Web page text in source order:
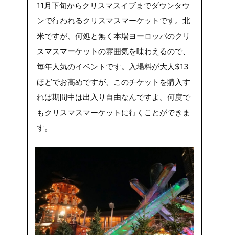
11月下旬からクリスマスイブまでダウンタウ
ンで行われるクリスマスマーケットです。北
米ですが、何処と無く本場ヨーロッパのクリ
スマスマーケットの雰囲気を味わえるので、
毎年人気のイベントです。入場料が大人$13
ほどでお高めですが、このチケットを購入す
れば期間中は出入り自由なんですよ。何度で
もクリスマスマーケットに行くことができま
す。